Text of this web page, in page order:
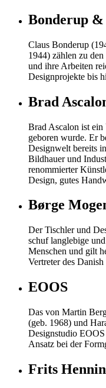
Bonderup
Claus Bonderup
1944) zählen zu
und ihre Arbeiten
Designprojekte bis
Brad
Brad Ascalon ist ein
geboren wurde. Er
Designwelt bereits
Bildhauer und
renommierter
Design, gutes
Børge
Der Tischler und
schuf langlebige
Menschen und gilt
Vertreter des
EOOS
Das von Martin
(geb. 1968) und
Designstudio EOOS
Ansatz bei der
Frits